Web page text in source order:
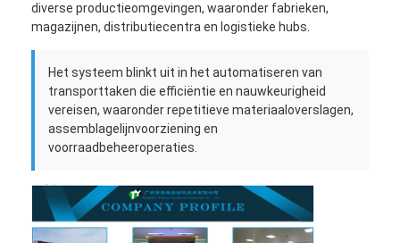
diverse productieomgevingen, waaronder fabrieken,
magazijnen, distributiecentra en logistieke hubs.
Het systeem blinkt uit in het automatiseren van
transporttaken die efficiëntie en nauwkeurigheid
vereisen, waaronder repetitieve materiaaloverslagen,
assemblagelijnvoorziening en
voorraadbeheeroperaties.